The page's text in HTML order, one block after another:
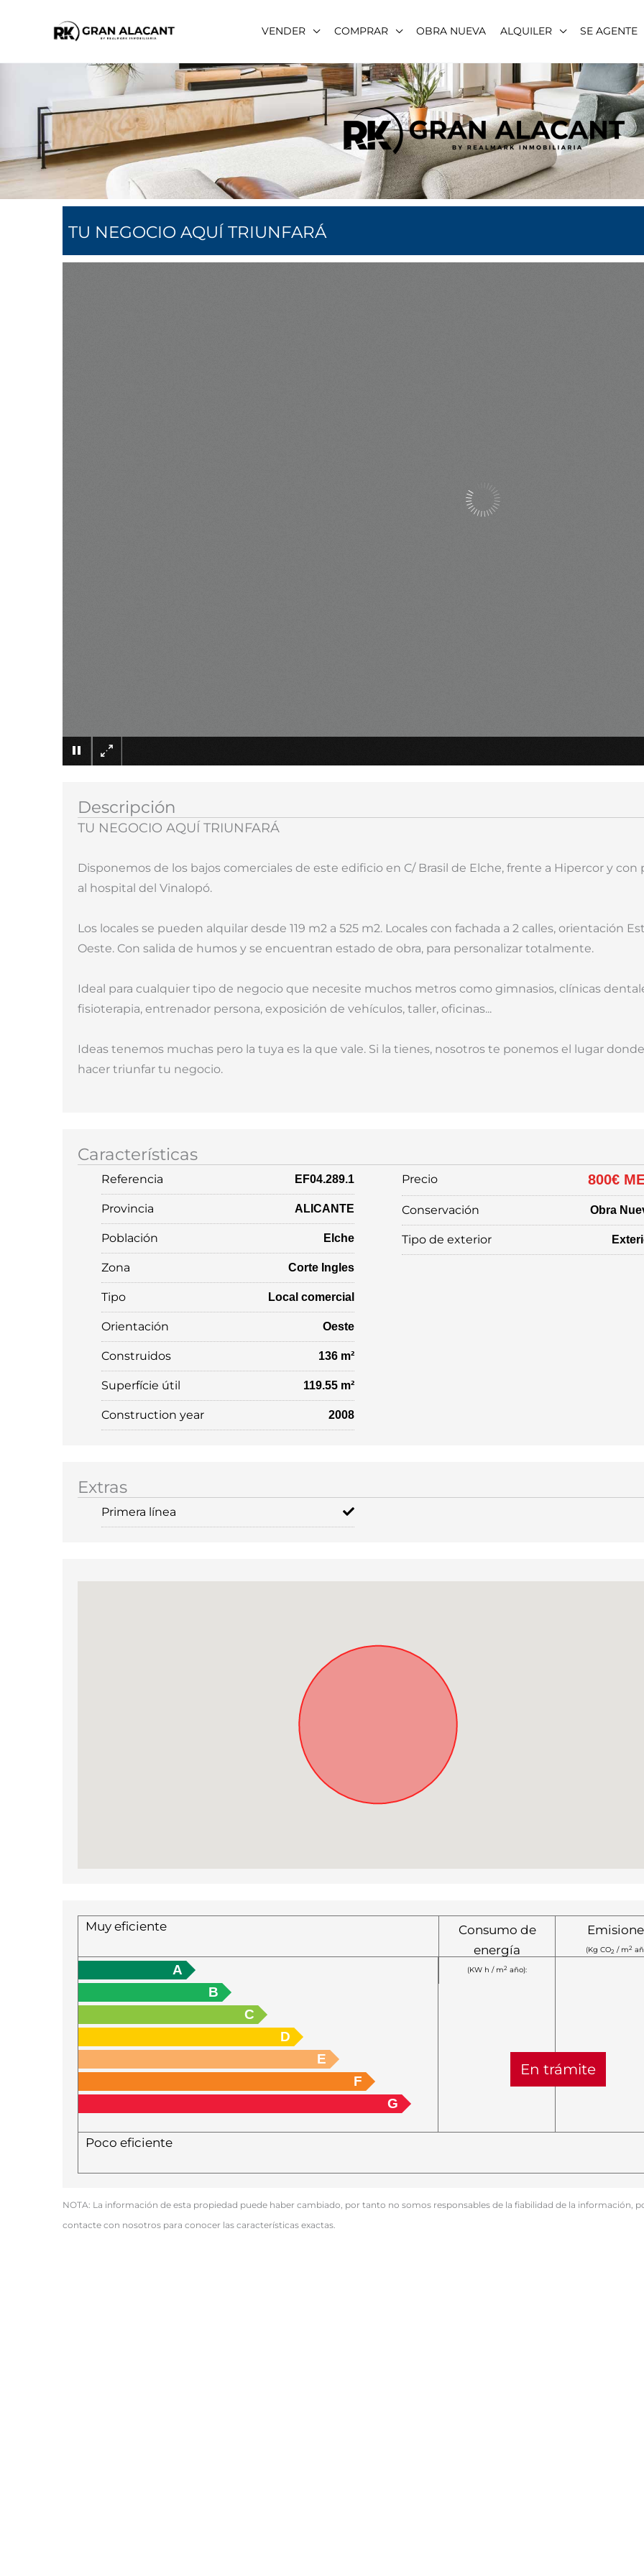
VENDER COMPRAR OBRA NUEVA ALQUILER SE AGENTE
TU NEGOCIO AQUÍ TRIUNFARÁ
Descripción
TU NEGOCIO AQUÍ TRIUNFARÁ
Disponemos de los bajos comerciales de este edificio en C/ Brasil de Elche, frente a Hipercor y con
al hospital del Vinalopó.
Los locales se pueden alquilar desde 119 m2 a 525 m2. Locales con fachada a 2 calles, orientación
Oeste. Con salida de humos y se encuentran estado de obra, para personalizar totalmente.
Ideal para cualquier tipo de negocio que necesite muchos metros como gimnasios, clínicas
fisioterapia, entrenador persona, exposición de vehículos, taller, oficinas...
Ideas tenemos muchas pero la tuya es la que vale. Si la tienes, nosotros te ponemos el lugar donde
hacer triunfar tu negocio.
Características
Referencia EF04.289.1
Provincia ALICANTE
Población Elche
Zona Corte Ingles
Tipo Local comercial
Orientación Oeste
Construidos 136 m²
Superfície útil 119.55 m²
Construction year 2008
Precio 800€
Conservación Obra
Tipo de exterior
Extras
Primera línea
Muy eficiente
Consumo de
energía
(KW h / m2 año):
(Kg CO2 / m2
A
B
C
D
E
F
G
Poco eficiente
En trámite
NOTA: La información de esta propiedad puede haber cambiado, por tanto no somos responsables de la fiabilidad de la información,
contacte con nosotros para conocer las características exactas.